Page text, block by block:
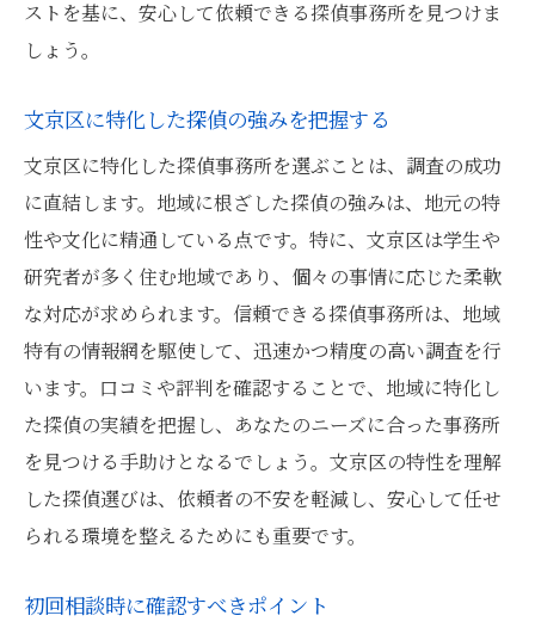
透明性のある料金体系の重要性
追加料金の有無とその確認方法
サービス契約前に確認すべき料金関連事項
最適な探偵事務所を選ぶための実績と地域性の
確認方法
探偵事務所の過去の調査実績を評価する
地域における実績と信頼性の見極め方
実績を基にした探偵事務所の選び方
地域特性に適応した探偵事務所の選定方法
探偵事務所の実績報告書の読み方
地域性を活かした実績の評価基準
ストを基に、安心して依頼できる探偵事務所を見つけま
しょう。
文京区に特化した探偵の強みを把握する
文京区に特化した探偵事務所を選ぶことは、調査の成功
に直結します。地域に根ざした探偵の強みは、地元の特
性や文化に精通している点です。特に、文京区は学生や
研究者が多く住む地域であり、個々の事情に応じた柔軟
な対応が求められます。信頼できる探偵事務所は、地域
特有の情報網を駆使して、迅速かつ精度の高い調査を行
います。口コミや評判を確認することで、地域に特化し
た探偵の実績を把握し、あなたのニーズに合った事務所
を見つける手助けとなるでしょう。文京区の特性を理解
した探偵選びは、依頼者の不安を軽減し、安心して任せ
られる環境を整えるためにも重要です。
初回相談時に確認すべきポイント